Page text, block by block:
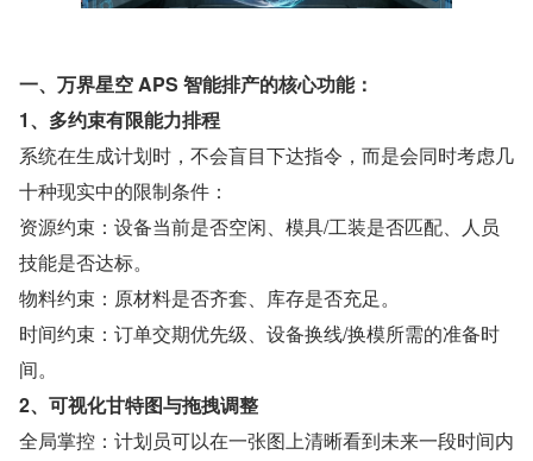
一、万界星空 APS 智能排产的核心功能：
1、多约束有限能力排程
系统在生成计划时，不会盲目下达指令，而是会同时考虑几
十种现实中的限制条件：
资源约束：设备当前是否空闲、模具/工装是否匹配、人员
技能是否达标。
物料约束：原材料是否齐套、库存是否充足。
时间约束：订单交期优先级、设备换线/换模所需的准备时
间。
2、可视化甘特图与拖拽调整
全局掌控：计划员可以在一张图上清晰看到未来一段时间内